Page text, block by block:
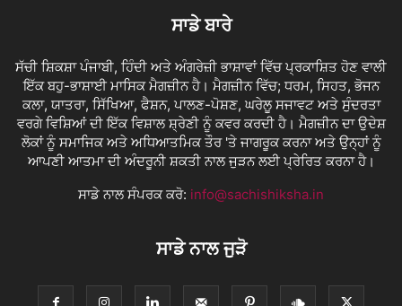
ਸਾਡੇ ਬਾਰੇ
ਸੱਚੀ ਸ਼ਿਕਸ਼ਾ ਪੰਜਾਬੀ, ਹਿੰਦੀ ਅਤੇ ਅੰਗਰੇਜ਼ੀ ਭਾਸ਼ਾਵਾਂ ਵਿੱਚ ਪ੍ਰਕਾਸ਼ਿਤ ਹੋਣ ਵਾਲੀ
ਇੱਕ ਬਹੁ-ਭਾਸ਼ਾਈ ਮਾਸਿਕ ਮੈਗਜ਼ੀਨ ਹੈ। ਮੈਗਜ਼ੀਨ ਵਿੱਚ; ਧਰਮ, ਸਿਹਤ, ਭੋਜਨ
ਕਲਾ, ਯਾਤਰਾ, ਸਿੱਖਿਆ, ਫੈਸ਼ਨ, ਪਾਲਣ-ਪੋਸ਼ਣ, ਘਰੇਲੂ ਸਜਾਵਟ ਅਤੇ ਸੁੰਦਰਤਾ
ਵਰਗੇ ਵਿਸ਼ਿਆਂ ਦੀ ਇੱਕ ਵਿਸ਼ਾਲ ਸ਼੍ਰੇਣੀ ਨੂੰ ਕਵਰ ਕਰਦੀ ਹੈ। ਮੈਗਜ਼ੀਨ ਦਾ ਉਦੇਸ਼
ਲੋਕਾਂ ਨੂੰ ਸਮਾਜਿਕ ਅਤੇ ਅਧਿਆਤਮਿਕ ਤੌਰ 'ਤੇ ਜਾਗਰੂਕ ਕਰਨਾ ਅਤੇ ਉਨ੍ਹਾਂ ਨੂੰ
ਆਪਣੀ ਆਤਮਾ ਦੀ ਅੰਦਰੂਨੀ ਸ਼ਕਤੀ ਨਾਲ ਜੁੜਨ ਲਈ ਪ੍ਰੇਰਿਤ ਕਰਨਾ ਹੈ।
ਸਾਡੇ ਨਾਲ ਸੰਪਰਕ ਕਰੋ: info@sachishiksha.in
ਸਾਡੇ ਨਾਲ ਜੁੜੋ